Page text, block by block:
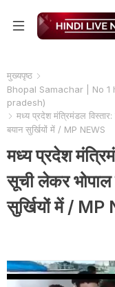
मुख्यपृष्ठ
Bhopal Samachar | No
pradesh)
मध्य प्रदेश मंत्रिमंडल
बयान सुर्खियों में / MP NEWS
मध्य प्रदेश
सूची लेकर भोपाल
सुर्खियों में / MP